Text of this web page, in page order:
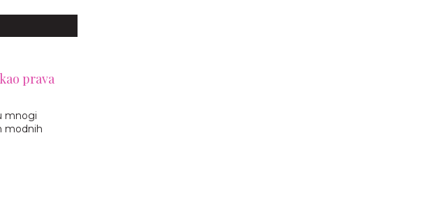
prava
mnogi
modnih